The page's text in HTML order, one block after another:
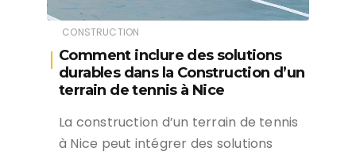
CONSTRUCTION
Comment inclure des solutions
durables dans la Construction d’un
terrain de tennis à Nice
La construction d’un terrain de tennis
à Nice peut intégrer des solutions